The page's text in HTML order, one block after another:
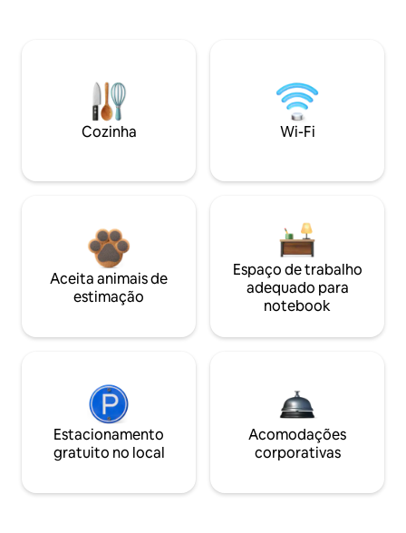
Cozinha Wi-Fi
Aceita animais de
estimação
Espaço de trabalho
adequado para
notebook
Estacionamento
gratuito no local
Acomodações
corporativas